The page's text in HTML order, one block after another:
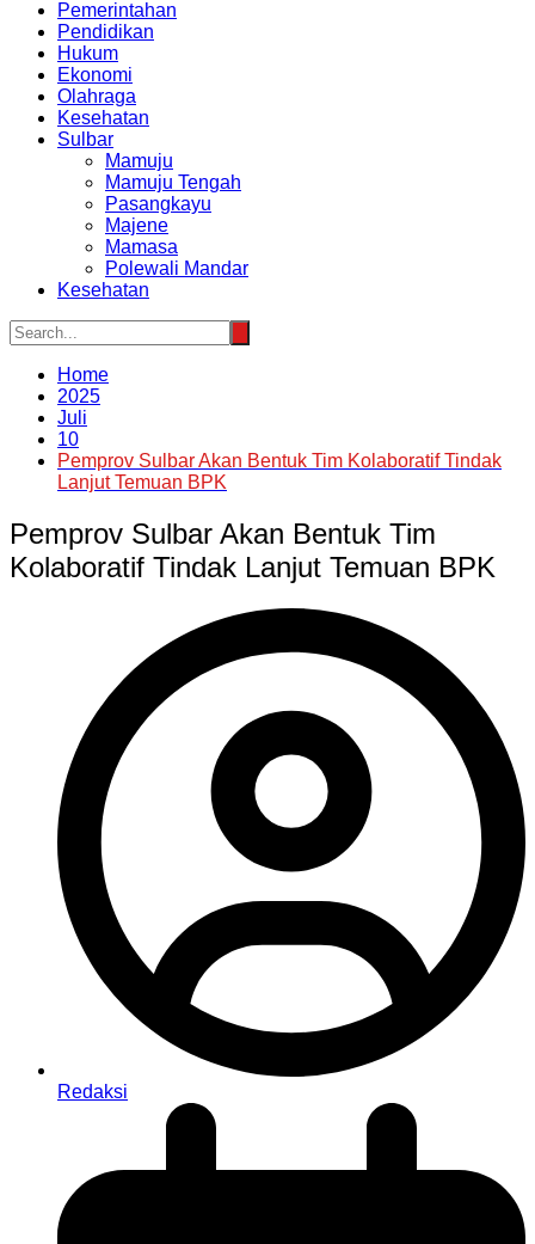
Pemerintahan
Pendidikan
Hukum
Ekonomi
Olahraga
Kesehatan
Sulbar
Mamuju
Mamuju Tengah
Pasangkayu
Majene
Mamasa
Polewali Mandar
Kesehatan
Home
2025
Juli
10
Pemprov Sulbar Akan Bentuk Tim Kolaboratif Tindak
Lanjut Temuan BPK
Pemprov Sulbar Akan Bentuk Tim
Kolaboratif Tindak Lanjut Temuan BPK
Redaksi